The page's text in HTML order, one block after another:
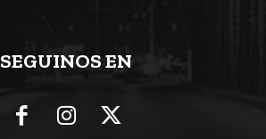
SEGUINOS EN